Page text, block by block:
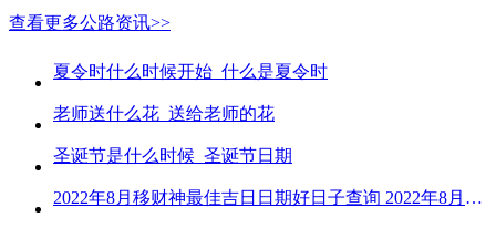
查看更多公路资讯>>
夏令时什么时候开始_什么是夏令时
老师送什么花_送给老师的花
圣诞节是什么时候_圣诞节日期
2022年8月移财神最佳吉日日期好日子查询 2022年8月移财神吉日一览